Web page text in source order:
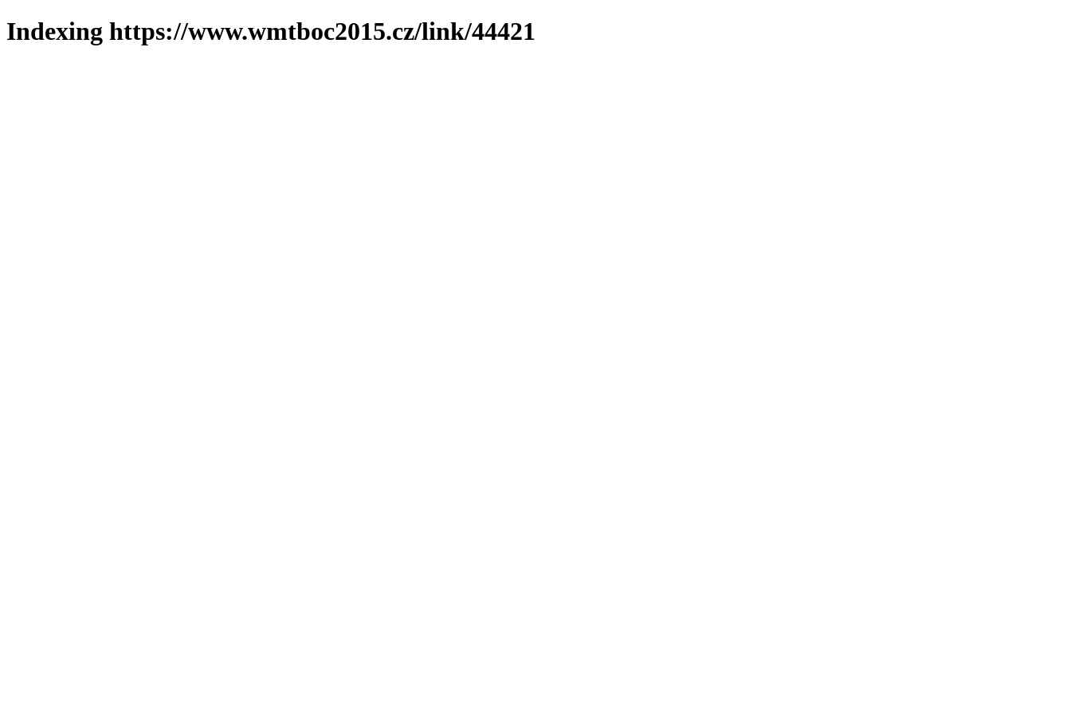
Indexing https://www.wmtboc2015.cz/link/44421